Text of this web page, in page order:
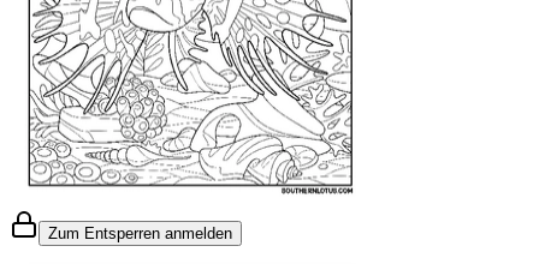
Zum Entsperren anmelden